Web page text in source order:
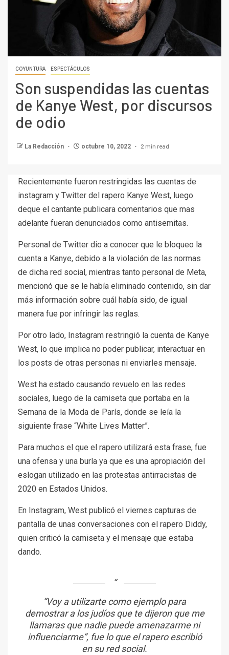
COYUNTURA ESPECTÁCULOS
Son suspendidas las cuentas
de Kanye West, por discursos
de odio
La Redacción octubre 10, 2022 2 min read
Recientemente fueron restringidas las cuentas de
instagram y Twitter del rapero Kanye West, luego
deque el cantante publicara comentarios que mas
adelante fueran denunciados como antisemitas.
Personal de Twitter dio a conocer que le bloqueo la
cuenta a Kanye, debido a la violación de las normas
de dicha red social, mientras tanto personal de Meta,
mencionó que se le había eliminado contenido, sin dar
más información sobre cuál había sido, de igual
manera fue por infringir las reglas.
Por otro lado, Instagram restringió la cuenta de Kanye
West, lo que implica no poder publicar, interactuar en
los posts de otras personas ni enviarles mensaje.
West ha estado causando revuelo en las redes
sociales, luego de la camiseta que portaba en la
Semana de la Moda de París, donde se leía la
siguiente frase “White Lives Matter”.
Para muchos el que el rapero utilizará esta frase, fue
una ofensa y una burla ya que es una apropiación del
eslogan utilizado en las protestas antirracistas de
2020 en Estados Unidos.
En Instagram, West publicó el viernes capturas de
pantalla de unas conversaciones con el rapero Diddy,
quien criticó la camiseta y el mensaje que estaba
dando.
“Voy a utilizarte como ejemplo para
demostrar a los judíos que te dijeron que me
llamaras que nadie puede amenazarme ni
influenciarme”, fue lo que el rapero escribió
en su red social.